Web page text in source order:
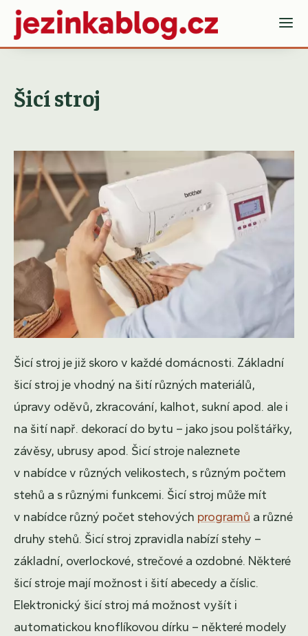
Šicí stroj
Šicí stroj je již skoro v každé domácnosti. Základní
šicí stroj je vhodný na šití různých materiálů,
úpravy oděvů, zkracování, kalhot, sukní apod. ale i
na šití např. dekorací do bytu – jako jsou polštářky,
závěsy, ubrusy apod. Šicí stroje naleznete
v nabídce v různých velikostech, s různým počtem
stehů a s různými funkcemi. Šicí stroj může mít
v nabídce různý počet stehových programů a různé
druhy stehů. Šicí stroj zpravidla nabízí stehy –
základní, overlockové, strečové a ozdobné. Některé
šicí stroje mají možnost i šití abecedy a číslic.
Elektronický šicí stroj má možnost vyšít i
automatickou knoflíkovou dírku – některé modely